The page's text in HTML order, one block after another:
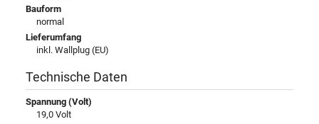
Bauform
normal
Lieferumfang
inkl. Wallplug (EU)
Technische Daten
Spannung (Volt)
19,0 Volt